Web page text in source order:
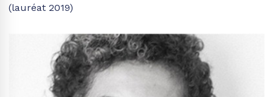
(lauréat 2019)